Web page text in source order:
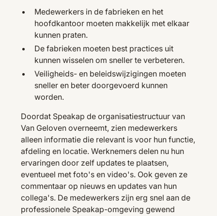
Medewerkers in de fabrieken en het
hoofdkantoor moeten makkelijk met elkaar
kunnen praten.
De fabrieken moeten best practices uit
kunnen wisselen om sneller te verbeteren.
Veiligheids- en beleidswijzigingen moeten
sneller en beter doorgevoerd kunnen
worden.
Doordat Speakap de organisatiestructuur van
Van Geloven overneemt, zien medewerkers
alleen informatie die relevant is voor hun functie,
afdeling en locatie. Werknemers delen nu hun
ervaringen door zelf updates te plaatsen,
eventueel met foto's en video's. Ook geven ze
commentaar op nieuws en updates van hun
collega's. De medewerkers zijn erg snel aan de
professionele Speakap-omgeving gewend